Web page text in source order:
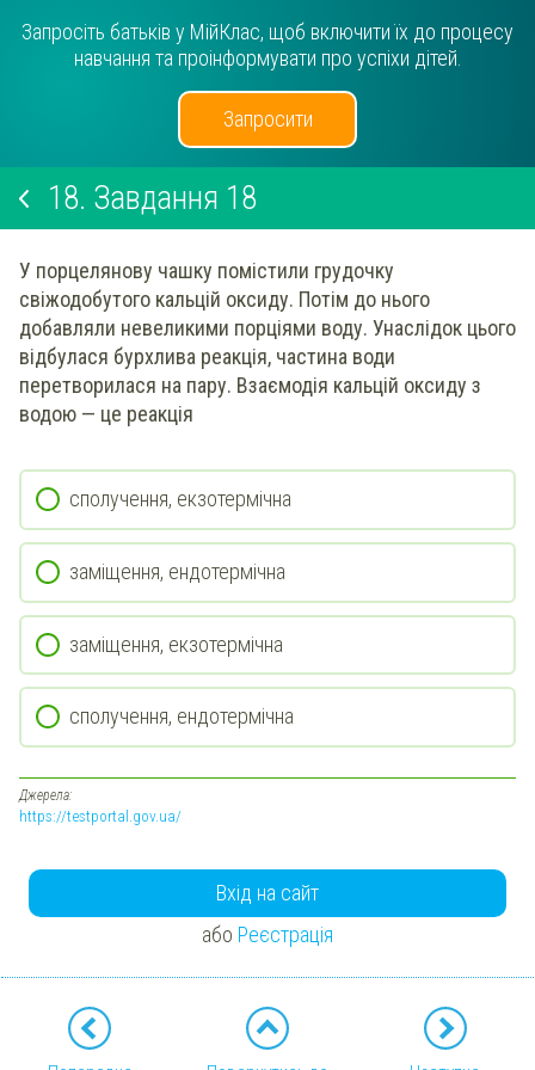
Запросіть батьків у МійКлас, щоб включити їх до процесу
навчання та проінформувати про успіхи дітей.
Запросити
18. Завдання 18
У порцелянову чашку помістили грудочку
свіжодобутого кальцій оксиду. Потім до нього
добавляли невеликими порціями воду. Унаслідок цього
відбулася бурхлива реакція, частина води
перетворилася на пару. Взаємодія кальцій оксиду з
водою — це реакція
сполучення, екзотермічна
заміщення, ендотермічна
заміщення, екзотермічна
сполучення, ендотермічна
Джерела:
https://testportal.gov.ua/
Вхід на сайт
або Реєстрація